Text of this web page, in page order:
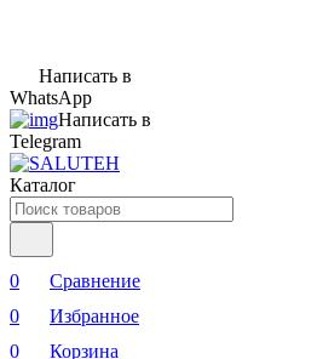
Написать в
WhatsApp
Написать в
Telegram
Каталог
0
Сравнение
0
Избранное
0
Корзина